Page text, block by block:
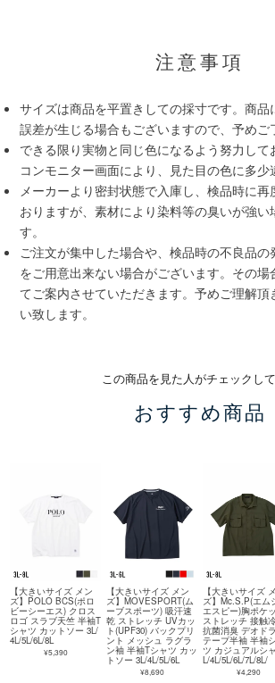
注意事項
サイズは商品を平置きしての採寸です。商品
誤差が生じる場合もございますので、予めご
できる限り実物と同じ色になるよう努力して
コンモニター画面により、見た目の色に多少
メーカーより密封状態で入庫し、検品時に再
おりますが、素材により染料等の臭いが強い
す。
ご注文が集中した場合や、検品時の不良品の
をご用意出来ない場合がございます。その場
てご案内させていただきます。予めご理解
い致します。
この商品を見た人がチェックし
おすすめ商品
【大きいサイズ メン
ズ】POLO BCS(ポロ
ビーシーエス) クロス
ロゴ スラブ天竺 半袖T
シャツ カットソー 3L/
4L/5L/6L/8L
¥5,390
【大きいサイズ メン
ズ】MOVESPORT(ム
ーブスポーツ) 吸汗速
乾 ストレッチ UVカッ
ト(UPF30) バックプリ
ント メッシュ ラグラ
ン袖 半袖Tシャツ カッ
トソー 3L/4L/5L/6L
¥8,690
【大きいサイズ
ズ】Mc.S.P(エム
エスピー)胸ポケ
ストレッチ 接触
抗菌消臭 デオド
テープ半袖 半袖
ツ カジュアルシ
L/4L/5L/6L/7L/8L/
¥4,290